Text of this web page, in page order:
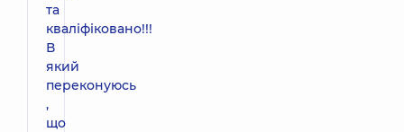
та
кваліфіковано!!!
В
який
переконуюсь
,
що